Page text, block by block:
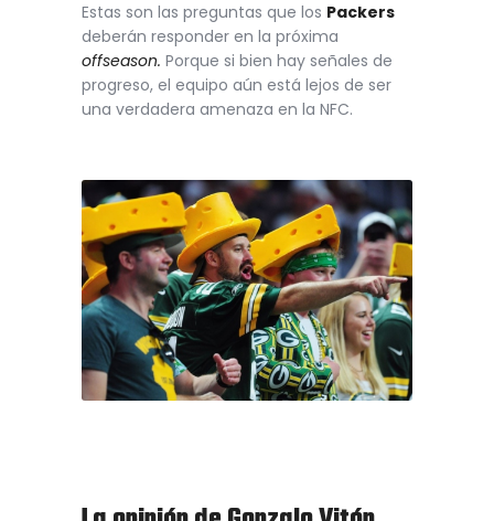
Estas son las preguntas que los Packers
deberán responder en la próxima
offseason. Porque si bien hay señales de
progreso, el equipo aún está lejos de ser
una verdadera amenaza en la NFC.